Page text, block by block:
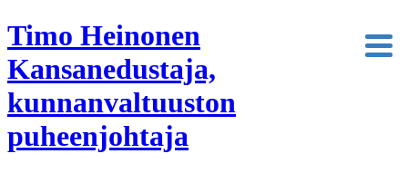
Timo Heinonen
Kansanedustaja,
kunnanvaltuuston
puheenjohtaja